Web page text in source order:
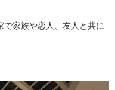
で家族や恋人、友人と共に